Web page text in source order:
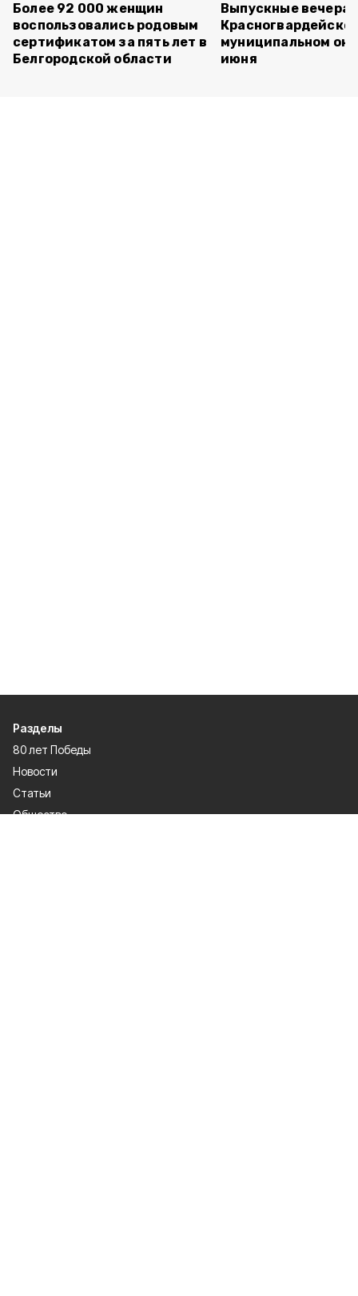
Более 92 000 женщин
воспользовались родовым
сертификатом за пять лет в
Белгородской области
Выпускные вечера
муниципальном
июня
Разделы
80 лет Победы
Новости
Статьи
Общество